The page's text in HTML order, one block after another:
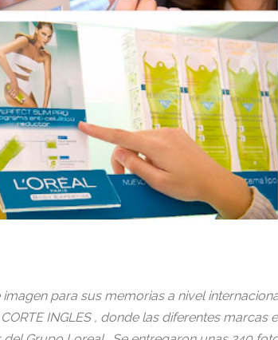
para sus memorias a nivel
INGLES , donde las diferentes